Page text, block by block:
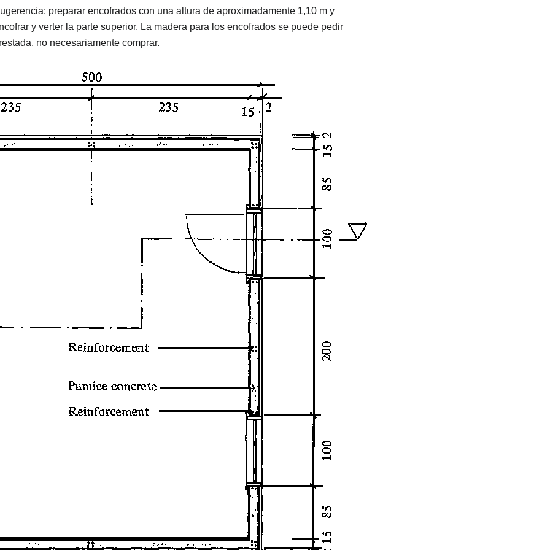
preparar encofrados con una altura de aproximadamente 1,10 m y
y verter la parte superior. La madera para los encofrados se puede pedir
no necesariamente comprar.